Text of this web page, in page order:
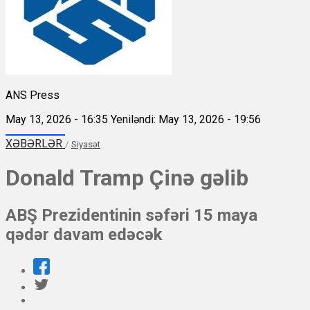
ANS Press
May 13, 2026 - 16:35 Yeniləndi: May 13, 2026 - 19:56
XƏBƏRLƏR / Siyasət
Donald Tramp Çinə gəlib
ABŞ Prezidentinin səfəri 15 maya
qədər davam edəcək